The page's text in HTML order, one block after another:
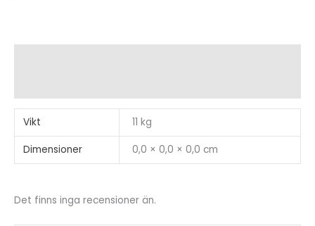
Vikt 11 kg
Dimensioner 0,0 × 0,0 × 0,0 cm
Det finns inga recensioner än.